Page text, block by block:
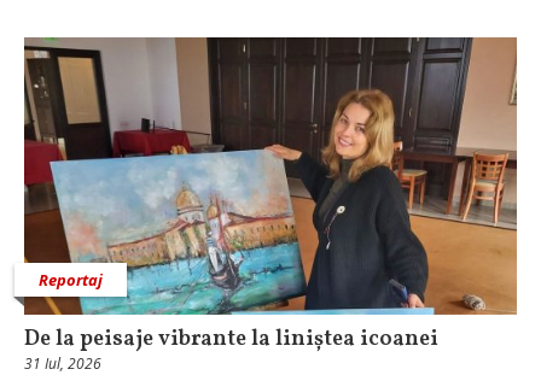
Reportaj
De la peisaje vibrante la liniștea icoanei
31 Iul, 2026